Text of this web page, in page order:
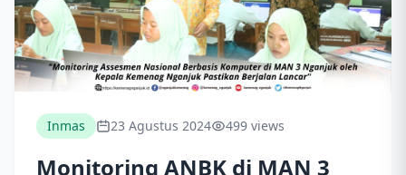
Inmas 23 Agustus 2024 499 views
Monitoring ANBK di MAN 3